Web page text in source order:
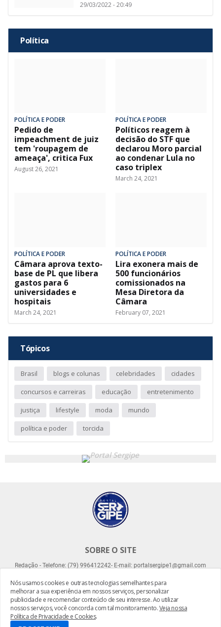
29/03/2022 - 20:49
Política
POLÍTICA E PODER
Pedido de
impeachment de juiz
tem 'roupagem de
ameaça', critica Fux
August 26, 2021
POLÍTICA E PODER
Políticos reagem à
decisão do STF que
declarou Moro parcial
ao condenar Lula no
caso triplex
March 24, 2021
POLÍTICA E PODER
Câmara aprova texto-
base de PL que libera
gastos para 6
universidades e
hospitais
March 24, 2021
POLÍTICA E PODER
Lira exonera mais de
500 funcionários
comissionados na
Mesa Diretora da
Câmara
February 07, 2021
Tópicos
Brasil blogs e colunas celebridades cidades
concursos e carreiras educação entretenimento
justiça lifestyle moda mundo
política e poder torcida
SOBRE O SITE
Redação - Telefone: (79) 996412242- E-mail: portalsergipe1@gmail.com
Desenvolvido por -
Nós usamos cookies e outras tecnologias semelhantes para
melhorar a sua experiência em nossos serviços, personalizar
publicidade e recomendar conteúdo de seu interesse. Ao utilizar
nossos serviços, você concorda com tal monitoramento.Veja nossa
Política de Privacidade e Cookies.